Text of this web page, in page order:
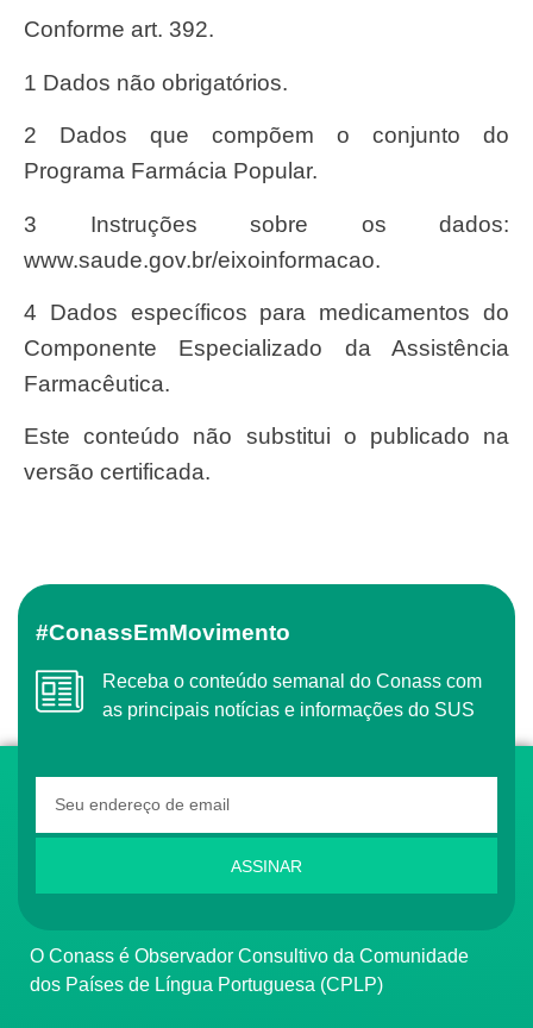
Conforme art. 392.
1 Dados não obrigatórios.
2 Dados que compõem o conjunto do
Programa Farmácia Popular.
3 Instruções sobre os dados:
www.saude.gov.br/eixoinformacao.
4 Dados específicos para medicamentos do
Componente Especializado da Assistência
Farmacêutica.
Este conteúdo não substitui o publicado na
versão certificada.
#ConassEmMovimento
Receba o conteúdo semanal do Conass com
as principais notícias e informações do SUS
ASSINAR
O Conass é Observador Consultivo da Comunidade
dos Países de Língua Portuguesa (CPLP)